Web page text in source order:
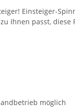
Einsteiger-
Ihnen passt,
möglich